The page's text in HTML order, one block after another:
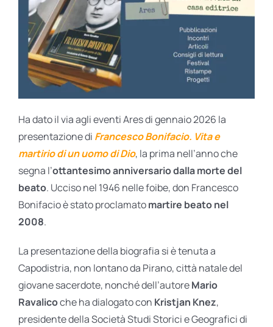
BIOGRAFIE
ATTUALITÀ
Ha dato il via agli eventi Ares di gennaio 2026 la
presentazione di Francesco Bonifacio. Vita e
martirio di un uomo di Dio, la prima nell’anno che
segna l’ottantesimo anniversario dalla morte del
beato. Ucciso nel 1946 nelle foibe, don Francesco
Bonifacio è stato proclamatomartire beato nel
2008.
La presentazione della biografia si è tenuta a
Capodistria, non lontano da Pirano, città natale del
giovane sacerdote, nonché dell’autoreMario
Ravalicoche ha dialogato con Kristjan Knez,
presidente della Società Studi Storici e Geografici di